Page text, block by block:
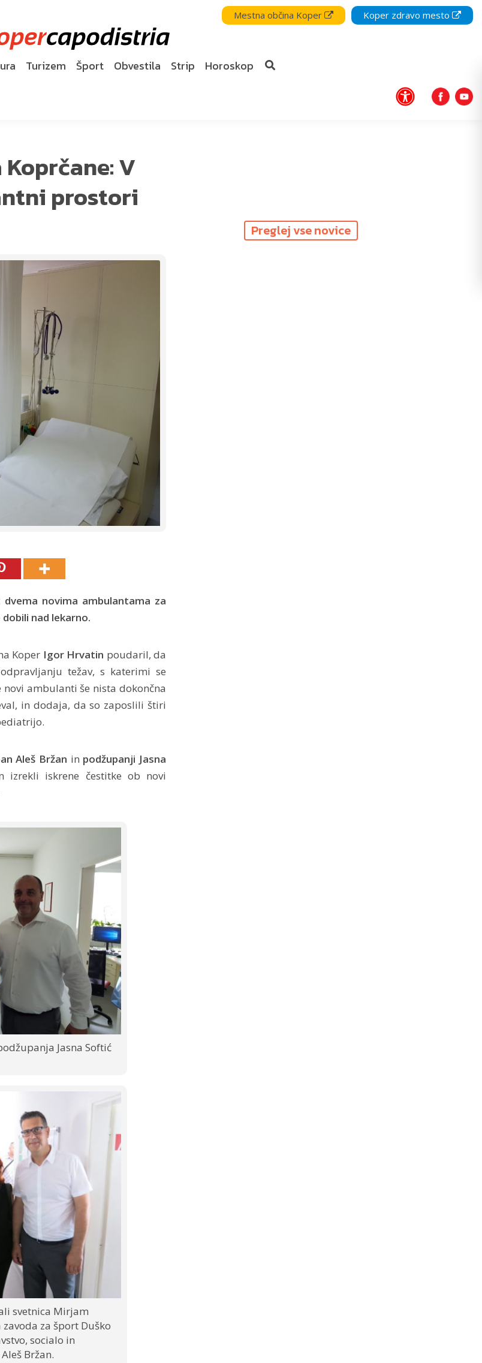
Mestna občina Koper Koper zdravo mesto
Turizem Šport Obvestila Strip Horoskop
V
prostori
Preglej vse novice
novima ambulantama za
nad lekarno.
Koper Igor Hrvatin poudaril, da
težav, s katerimi se
ambulanti še nista dokončna
in dodaja, da so zaposlili štiri
Aleš Bržan in podžupanji Jasna
izrekli iskrene čestitke ob novi
Jasna Softić
svetnica Mirjam
za šport Duško
socialo in
Bržan.